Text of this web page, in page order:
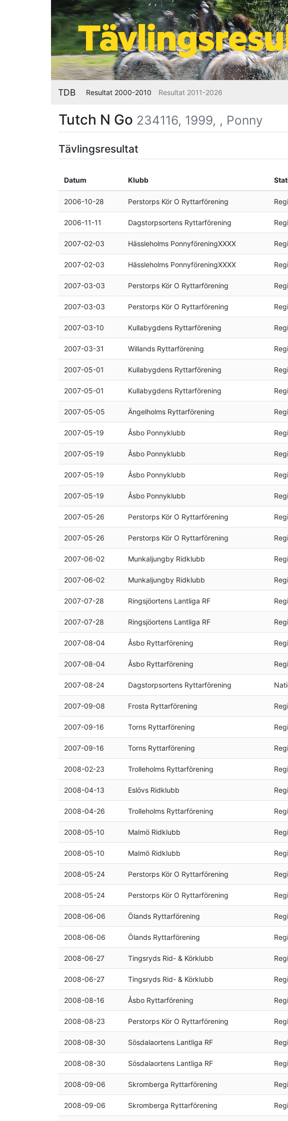
TDB Resultat 2000-2010 Resultat 2011-2026
Tutch N Go 234116, 1999, , Ponny
Tävlingsresultat
Datum Klubb
2006-10-28 Perstorps Kör O Ryttarförening
2006-11-11 Dagstorpsortens Ryttarförening
2007-02-03 Hässleholms PonnyföreningXXXX
2007-02-03 Hässleholms PonnyföreningXXXX
2007-03-03 Perstorps Kör O Ryttarförening
2007-03-03 Perstorps Kör O Ryttarförening
2007-03-10 Kullabygdens Ryttarförening
2007-03-31 Willands Ryttarförening
2007-05-01 Kullabygdens Ryttarförening
2007-05-01 Kullabygdens Ryttarförening
2007-05-05 Ängelholms Ryttarförening
2007-05-19 Åsbo Ponnyklubb
2007-05-19 Åsbo Ponnyklubb
2007-05-19 Åsbo Ponnyklubb
2007-05-19 Åsbo Ponnyklubb
2007-05-26 Perstorps Kör O Ryttarförening
2007-05-26 Perstorps Kör O Ryttarförening
2007-06-02 Munkaljungby Ridklubb
2007-06-02 Munkaljungby Ridklubb
2007-07-28 Ringsjöortens Lantliga RF
2007-07-28 Ringsjöortens Lantliga RF
2007-08-04 Åsbo Ryttarförening
2007-08-04 Åsbo Ryttarförening
2007-08-24 Dagstorpsortens Ryttarförening
2007-09-08 Frosta Ryttarförening
2007-09-16 Torns Ryttarförening
2007-09-16 Torns Ryttarförening
2008-02-23 Trolleholms Ryttarförening
2008-04-13 Eslövs Ridklubb
2008-04-26 Trolleholms Ryttarförening
2008-05-10 Malmö Ridklubb
2008-05-10 Malmö Ridklubb
2008-05-24 Perstorps Kör O Ryttarförening
2008-05-24 Perstorps Kör O Ryttarförening
2008-06-06 Ölands Ryttarförening
2008-06-06 Ölands Ryttarförening
2008-06-27 Tingsryds Rid- & Körklubb
2008-06-27 Tingsryds Rid- & Körklubb
2008-08-16 Åsbo Ryttarförening
2008-08-23 Perstorps Kör O Ryttarförening
2008-08-30 Sösdalaortens Lantliga RF
2008-08-30 Sösdalaortens Lantliga RF
2008-09-06 Skromberga Ryttarförening
2008-09-06 Skromberga Ryttarförening